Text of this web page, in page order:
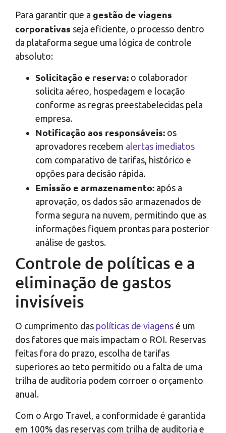
Para garantir que a gestão de viagens
corporativas seja eficiente, o processo dentro
da plataforma segue uma lógica de controle
absoluto:
Solicitação e reserva: o colaborador
solicita aéreo, hospedagem e locação
conforme as regras preestabelecidas pela
empresa.
Notificação aos responsáveis: os
aprovadores recebem alertas imediatos
com comparativo de tarifas, histórico e
opções para decisão rápida.
Emissão e armazenamento: após a
aprovação, os dados são armazenados de
forma segura na nuvem, permitindo que as
informações fiquem prontas para posterior
análise de gastos.
Controle de políticas e a
eliminação de gastos
invisíveis
O cumprimento das políticas de viagens é um
dos fatores que mais impactam o ROI. Reservas
feitas fora do prazo, escolha de tarifas
superiores ao teto permitido ou a falta de uma
trilha de auditoria podem corroer o orçamento
anual.
Com o Argo Travel, a conformidade é garantida
em 100% das reservas com trilha de auditoria e